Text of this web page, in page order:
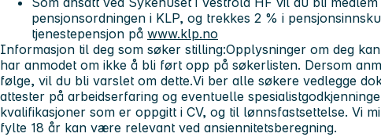
pensjonsordningen i KLP, og trekkes 2 % i
tjenestepensjon på www.klp.no
Informasjon til deg som søker stilling:Opplysninger om deg
har anmodet om ikke å bli ført opp på søkerlisten. Dersom
følge, vil du bli varslet om dette.Vi ber alle søkere vedlegge
attester på arbeidserfaring og eventuelle
kvalifikasjoner som er oppgitt i CV, og til lønnsfastsettelse. Vi
fylte 18 år kan være relevant ved ansiennitetsberegning.